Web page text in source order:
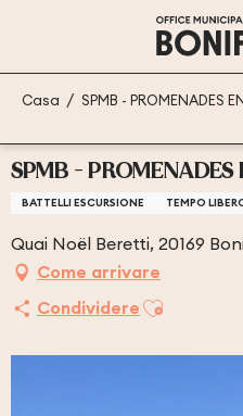
principal
Casa SPMB - PROMENADES
SPMB - PROMENADES
BATTELLI ESCURSIONE TEMPO
Quai Noël Beretti, 20169
Come arrivare
Condividere Ajouter aux